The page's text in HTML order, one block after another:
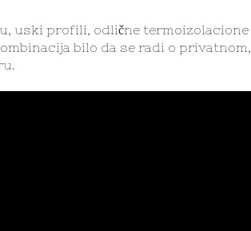
uski profili, odlične termoizolacione
bilo da se radi o privatnom,